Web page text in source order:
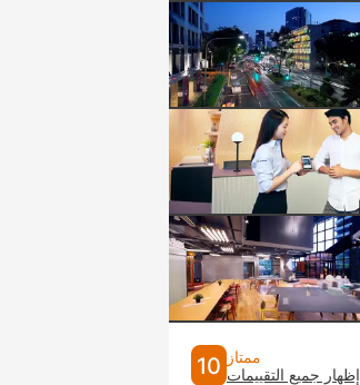
ممتاز
إظهار جميع التقييمات 10